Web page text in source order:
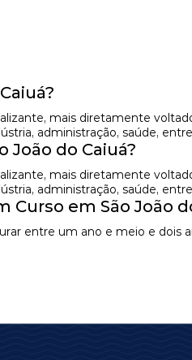
mais diretamente
administração, saúde,
João do Caiuá?
mais diretamente
administração, saúde,
em São João
entre um ano e meio e dois